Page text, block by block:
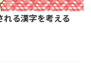
れる漢字を考える